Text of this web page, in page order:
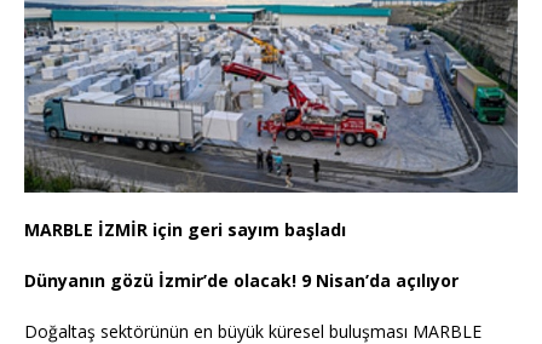
MARBLE İZMİR için geri sayım başladı
Dünyanın gözü İzmir’de olacak! 9 Nisan’da açılıyor
Doğaltaş sektörünün en büyük küresel buluşması MARBLE